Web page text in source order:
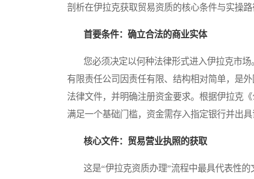
剖析在伊拉克获取贸易资质的核心条件与实操路
首要条件：确立合法的商业实体
您必须决定以何种法律形式进入伊拉克市场
有限责任公司因责任有限、结构相对简单，是
法律文件，并明确注册资金要求。根据伊拉克
满足一个基础门槛，资金需存入指定银行并出具
核心文件：贸易营业执照的获取
这是“伊拉克资质办理”流程中最具代表性的